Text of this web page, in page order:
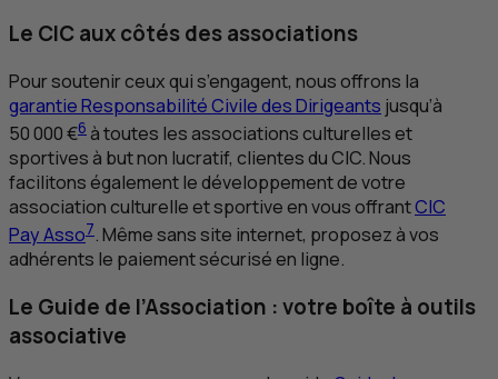
Le CIC aux côtés des associations
Pour soutenir ceux qui s’engagent, nous offrons la
garantie Responsabilité Civile des Dirigeants jusqu’à
50 000 €6 à toutes les associations culturelles et
sportives à but non lucratif, clientes duCIC. Nous
facilitons également le développement de votre
association culturelle et sportive en vous offrantCIC
PayAsso7. Même sans site internet, proposez à vos
adhérents le paiement sécurisé en ligne.
Le Guide de l’Association : votre boîte à outils
associative